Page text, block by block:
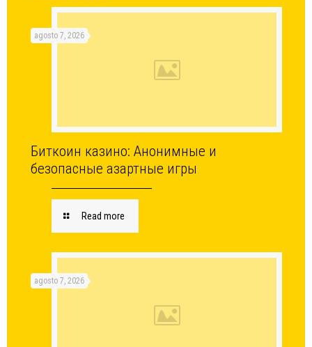
agosto 7, 2026
Биткоин казино: Анонимные и
безопасные азартные игры
Read more
agosto 7, 2026